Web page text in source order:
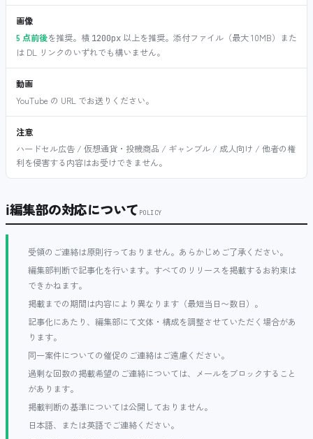
画像
5 点前後を推奨。横 1200px以上を推奨。添付ファイル（最大 10MB）また
は DL リンクのいずれでも構いません。
動画
YouTube の URL でお送りください。
注意
ハードセル広告 / 仮想通貨・投機商品 / ギャンブル / 成人向け / 他者の権
利を侵害する内容はお受けできません。
ℹ編集部の対応について POLICY
受領のご連絡は原則行っておりません。あらかじめご了承ください。
編集部判断で記事化を行います。すべてのリリースを掲載するお約束は
できかねます。
掲載までの期間は内容により異なります（最短当日〜数日）。
記事化にあたり、編集部にて文体・構成を調整させていただく場合があ
ります。
同一案件についての催促のご連絡はご遠慮ください。
過剰な回数の掲載希望のご連絡については、メールをブロックすること
があります。
掲載判断の基準については公開しておりません。
日本語、または英語でご連絡ください。